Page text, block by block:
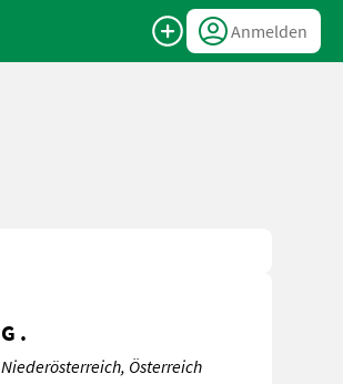
Anmelden
G .
Niederösterreich, Österreich